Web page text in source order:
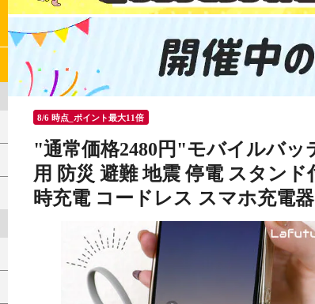
8/6 時点_ポイント最大11倍
"通常価格2480円"モバイルバッ
用 防災 避難 地震 停電 スタン
時充電 コードレス スマホ充電